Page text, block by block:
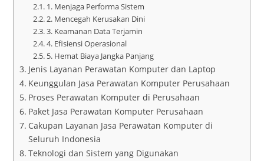
1. Menjaga Performa Sistem
2. Mencegah Kerusakan Dini
3. Keamanan Data Terjamin
4. Efisiensi Operasional
5. Hemat Biaya Jangka Panjang
Jenis Layanan Perawatan Komputer dan Laptop
Keunggulan Jasa Perawatan Komputer Perusahaan
Proses Perawatan Komputer di Perusahaan
Paket Jasa Perawatan Komputer Perusahaan
Cakupan Layanan Jasa Perawatan Komputer di
Seluruh Indonesia
Teknologi dan Sistem yang Digunakan